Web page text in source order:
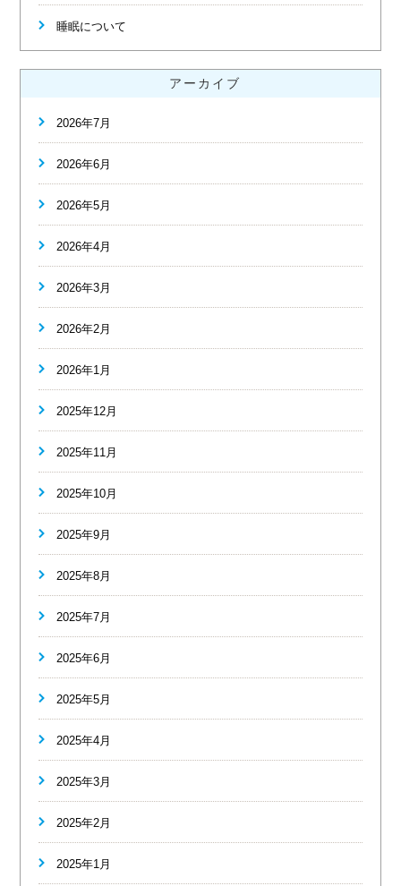
睡眠について
アーカイブ
2026年7月
2026年6月
2026年5月
2026年4月
2026年3月
2026年2月
2026年1月
2025年12月
2025年11月
2025年10月
2025年9月
2025年8月
2025年7月
2025年6月
2025年5月
2025年4月
2025年3月
2025年2月
2025年1月